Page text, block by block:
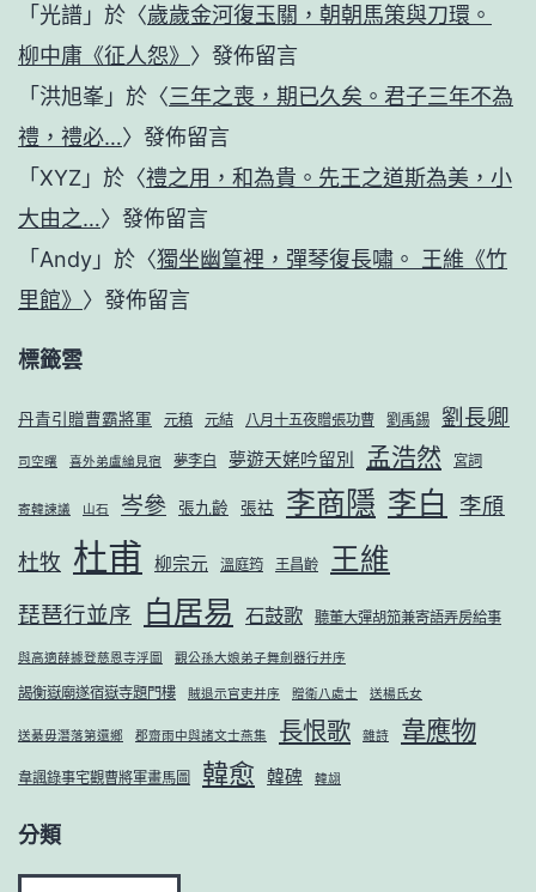
「 光譜 」於〈歲歲金河復玉關，朝朝馬策與刀環。
柳中庸《征人怨》 〉發佈留言
「 洪旭峯 」於〈三年之喪，期已久矣。君子三年不為
禮，禮必…〉發佈留言
「 XYZ 」於〈禮之用，和為貴。先王之道斯為美，小
大由之…〉發佈留言
「 Andy 」於〈獨坐幽篁裡，彈琴復長嘯。 王維《竹
里館》 〉發佈留言
標籤雲
丹青引贈曹霸將軍 元稹 元結 八月十五夜贈張功曹 劉禹錫 劉長卿
司空曙 喜外弟盧綸見宿 夢李白 夢遊天姥吟留別 孟浩然 宮詞
寄韓諫議 山石 岑參 張九齡 張祜 李商隱 李白 李頎
杜牧 杜甫 柳宗元 溫庭筠 王昌齡 王維
琵琶行並序 白居易 石鼓歌 聽董大彈胡笳兼寄語弄房給事
與高適薛據登慈恩寺浮圖 觀公孫大娘弟子舞劍器行并序
謁衡嶽廟遂宿嶽寺題門樓 賊退示官吏并序 贈衛八處士 送楊氏女
送綦毋潛落第還鄉 郡齋雨中與諸文士燕集 長恨歌 雜詩 韋應物
韋諷錄事宅觀曹將軍畫馬圖 韓愈 韓碑 韓翃
分類